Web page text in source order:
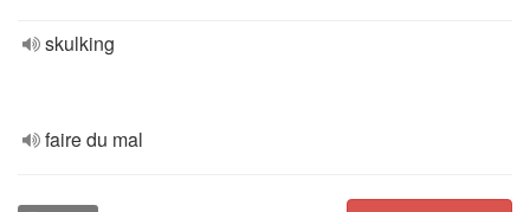
skulking
faire du mal